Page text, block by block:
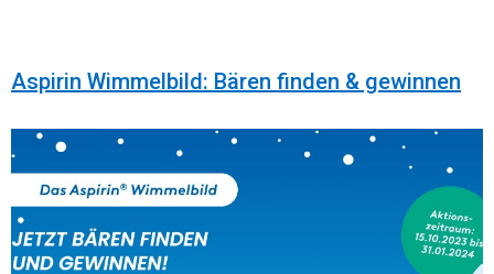
Aspirin Wimmelbild: Bären finden & gewinnen